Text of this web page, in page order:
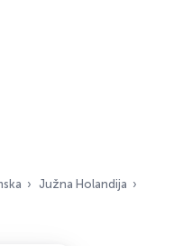
Južna Holandija